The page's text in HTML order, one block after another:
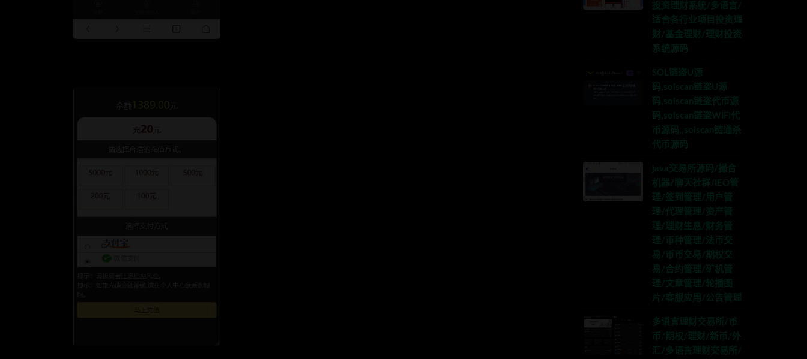
投资理财系统/多语言/
适合各行业项目投资理
财/基金理财/理财投资
系统源码
SOL链盗U源
码,solscan链盗U源
码,solscan链盗代币源
码,solscan链盗WIFI代
币源码,,solscan链通杀
代币源码
java交易所源码/撮合
机器/聊天社群/IEO管
理/签到管理/用户管
理/代理管理/资产管
理/理财生息/财务管
理/币种管理/法币交
易/币币交易/期权交
易/合约管理/矿机管
理/文章管理/轮播图
片/客服应用/公告管理
多语言理财交易所/币
币/期权/理财/新币/外
汇/多语言理财交易所/